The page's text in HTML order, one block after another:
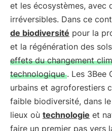
et les écosystèmes, avec
irréversibles. Dans ce
de biodiversité pour la
et la régénération des
effets du changement
technologique . Les 3Bee
urbains et agroforestiers
faible biodiversité, dans
lieux où technologie et
faire un premier pas vers